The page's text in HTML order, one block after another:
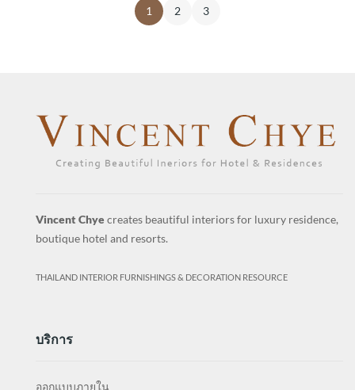
1 2 3
Vincent Chye creates beautiful interiors for luxury residence,
boutique hotel and resorts.
THAILAND INTERIOR FURNISHINGS & DECORATION RESOURCE
บริการ
ออกแบบภายใน